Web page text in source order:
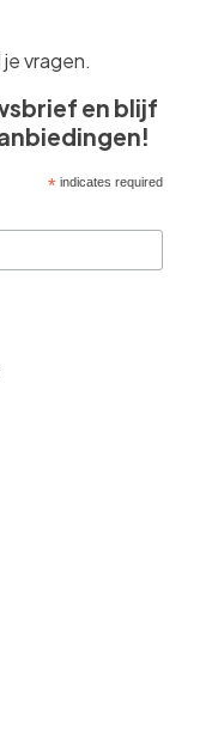
vragen.
en blijf
*indicates required